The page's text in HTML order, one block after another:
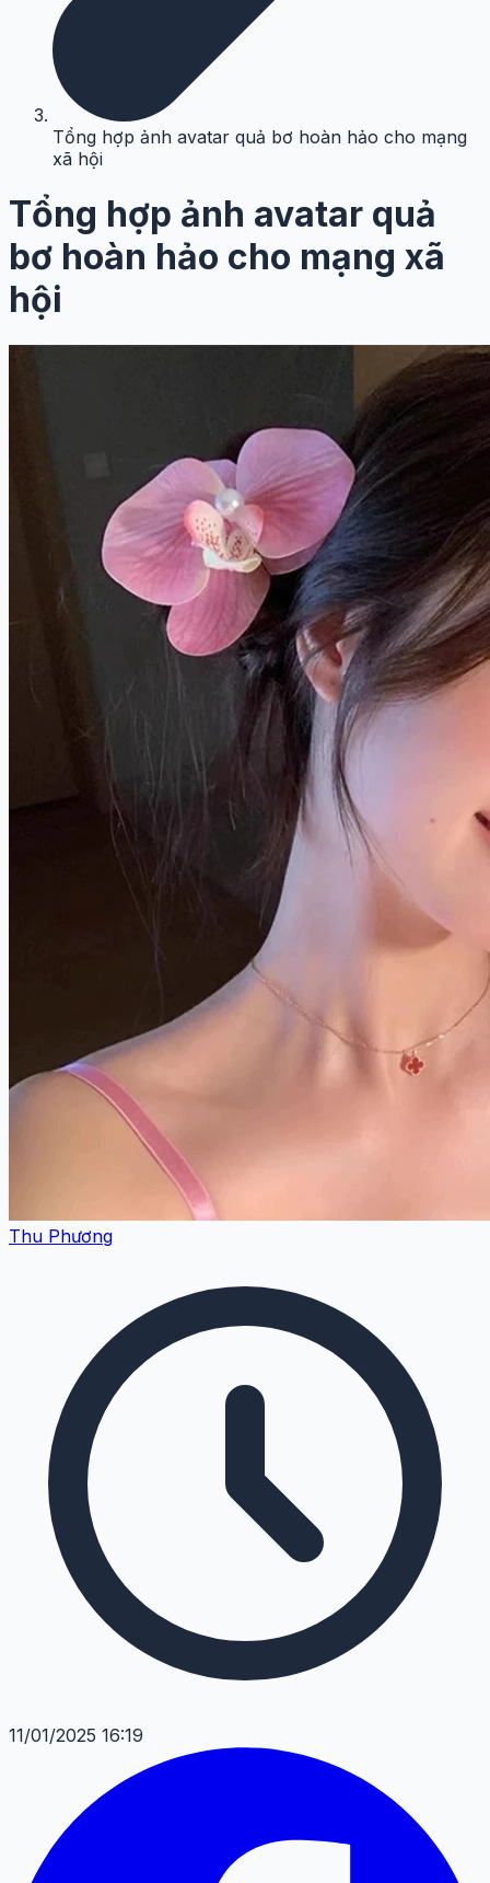
Tổng hợp ảnh avatar quả bơ hoàn hảo cho mạng
xã hội
Tổng hợp ảnh avatar quả
bơ hoàn hảo cho mạng xã
hội
Thu Phương
11/01/2025 16:19